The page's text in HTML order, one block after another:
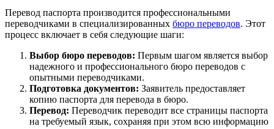
Перевод паспорта производится профессиональными
переводчиками в специализированных бюро переводов. Этот
процесс включает в себя следующие шаги:
Выбор бюро переводов: Первым шагом является выбор
надежного и профессионального бюро переводов с
опытными переводчиками.
Подготовка документов: Заявитель предоставляет
копию паспорта для перевода в бюро.
Перевод: Переводчик переводит все страницы паспорта
на требуемый язык, сохраняя при этом всю информацию